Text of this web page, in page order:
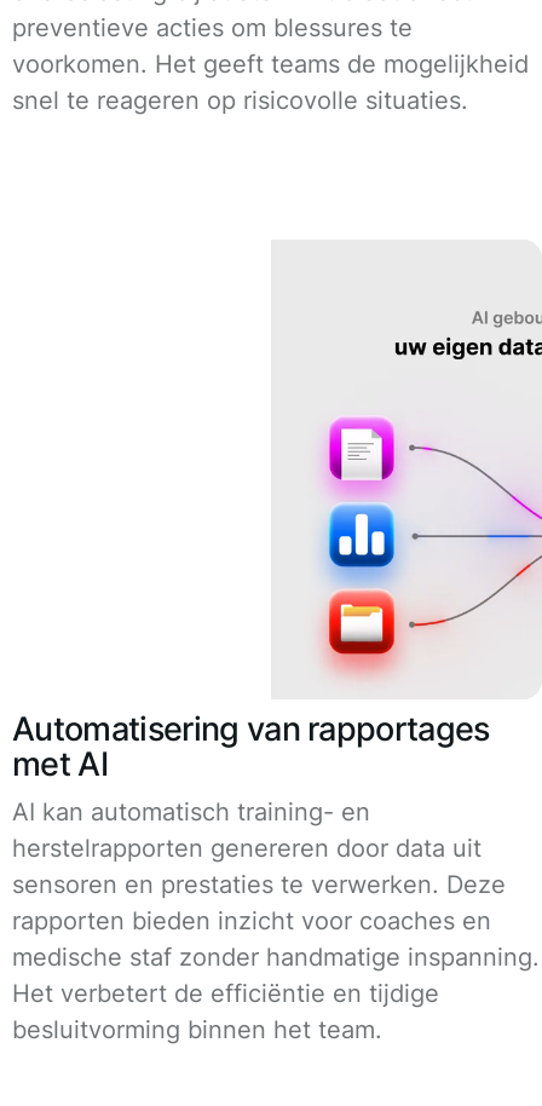
preventieve acties om blessures te
voorkomen. Het geeft teams de mogelijkheid
snel te reageren op risicovolle situaties.
Automatisering van rapportages
met AI
AI kan automatisch training- en
herstelrapporten genereren door data uit
sensoren en prestaties te verwerken. Deze
rapporten bieden inzicht voor coaches en
medische staf zonder handmatige inspanning.
Het verbetert de efficiëntie en tijdige
besluitvorming binnen het team.